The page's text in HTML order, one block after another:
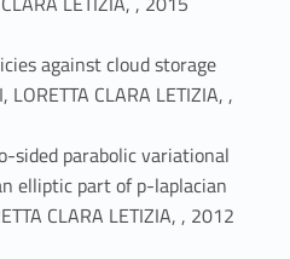
against cloud storage
CLARA LETIZIA, ,
sided parabolic variational
elliptic part of p-laplacian
CLARA LETIZIA, , 2012